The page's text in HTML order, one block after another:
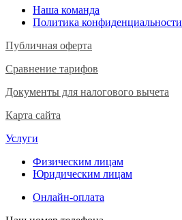
Наша команда
Политика конфиденциальности
Публичная оферта
Сравнение тарифов
Документы для налогового вычета
Карта сайта
Услуги
Физическим лицам
Юридическим лицам
Онлайн-оплата